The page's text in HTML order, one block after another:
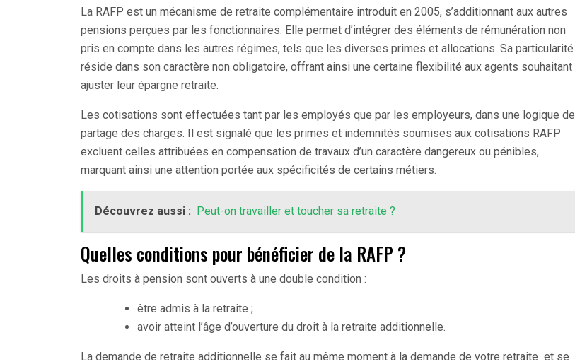
La RAFP est un mécanisme de retraite complémentaire introduit en 2005, s’additionnant aux autres
pensions perçues par les fonctionnaires. Elle permet d’intégrer des éléments de rémunération non
pris en compte dans les autres régimes, tels que les diverses primes et allocations. Sa particularité
réside dans son caractère non obligatoire, offrant ainsi une certaine flexibilité aux agents souhaitant
ajuster leur épargne retraite.
Les cotisations sont effectuées tant par les employés que par les employeurs, dans une logique de
partage des charges. Il est signalé que les primes et indemnités soumises aux cotisations RAFP
excluent celles attribuées en compensation de travaux d’un caractère dangereux ou pénibles,
marquant ainsi une attention portée aux spécificités de certains métiers.
Découvrez aussi : Peut-on travailler et toucher sa retraite ?
Quelles conditions pour bénéficier de la RAFP ?
Les droits à pension sont ouverts à une double condition :
être admis à la retraite ;
avoir atteint l’âge d’ouverture du droit à la retraite additionnelle.
La demande de retraite additionnelle se fait au même moment à la demande de votre retraite et se